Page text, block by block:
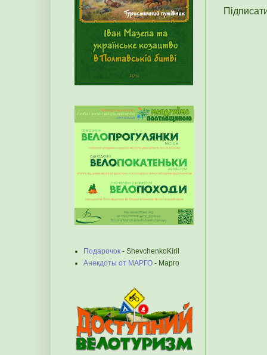
Подарочок - ShevchenkoKiril
Анекдоты от МАРГО - Марго